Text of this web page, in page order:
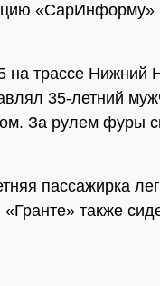
«СарИнформу»
на трассе
35-летний
За рулем фуры
пассажирка
также